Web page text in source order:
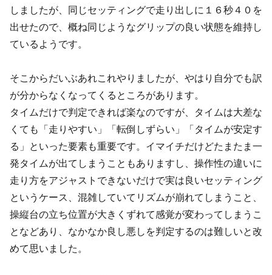
しましたが、同じセッティングで走り出しに１６秒４０を
出せたので、概ね同じようなグリップの良い状態を維持し
ているようです。
そこからだいぶあれこれやりましたが、やはり自分でも訳
が分からなくなってくるところがあります。
タイムだけで判定できれば楽なのですが、タイムは大差な
くても「走りやすい」「転倒しずらい」「タイムが安定す
る」といった要素も重要です。イマイチだけどたまたま一
発タイムが出てしまうこともありますし、操作性の違いに
走り方をアジャストできないだけで実は良いセッティング
というケース、混雑していてリズムが崩れてしまうこと、
操縦台の立ち位置が大きくずれて感覚が変わってしまうこ
となどあり、なかなか良し悪しを判定するのは難しいと改
めて思いました。